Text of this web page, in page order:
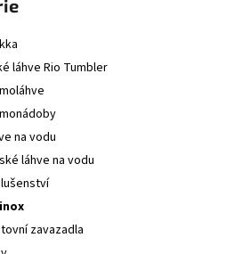
láhve Rio Tumbler
na vodu
láhve na vodu
zavazadla
TOMATO & TABLE KNIFE,